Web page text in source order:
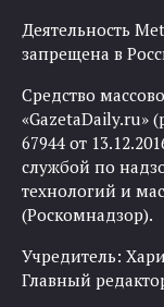
Деятельность
запрещена в
Средство
«GazetaDaily.ru»
67944 от
службой по
технологий и
(Роскомнадзор).
Учредитель:
Главный